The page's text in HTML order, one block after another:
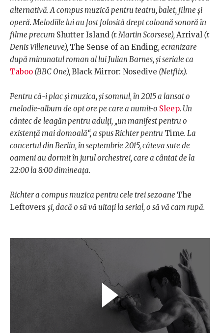
alternativă. A compus muzică pentru teatru, balet, filme și
operă. Melodiile lui au fost folosită drept coloană sonoră în
filme precum Shutter Island (r. Martin Scorsese),Arrival (r.
Denis Villeneuve), The Sense of an Ending, ecranizare
după minunatul roman al lui Julian Barnes, și seriale ca
Taboo (BBC One),Black Mirror: Nosedive (Netflix).
Pentru că-i plac și muzica, și somnul, în 2015 a lansat o
melodie-album de opt ore pe care a numit-o Sleep. Un
cântec de leagăn pentru adulți, „un manifest pentru o
existență mai domoală“, a spus Richter pentru Time. La
concertul din Berlin, în septembrie 2015, câteva sute de
oameni au dormit în jurul orchestrei, care a cântat de la
22:00 la 8:00 dimineața.
Richter a compus muzica pentru cele trei sezoane The
Leftovers și, dacă o să vă uitați la serial, o să vă cam rupă.